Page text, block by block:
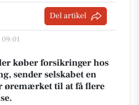
Del artikel
køber forsikringer hos
sender selskabet en
øremærket til at få flere